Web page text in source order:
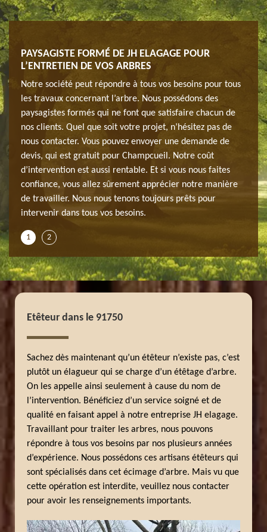
PAYSAGISTE FORMÉ DE JH ELAGAGE POUR
L’ENTRETIEN DE VOS ARBRES
Notre société peut répondre à tous vos besoins pour tous
les travaux concernant l’arbre. Nous possédons des
paysagistes formés qui ne font que satisfaire chacun de
nos clients. Quel que soit votre projet, n’hésitez pas de
nous contacter. Vous pouvez envoyer une demande de
devis, qui est gratuit pour Champcueil. Notre coût
d’intervention est aussi rentable. Et si vous nous faites
confiance, vous allez sûrement apprécier notre manière
de travailler. Nous nous tenons toujours prêts pour
intervenir dans tous vos besoins.
Si
de
des
1 2
Etêteur dans le 91750
Sachez dès maintenant qu’un étêteur n’existe pas, c’est
plutôt un élagueur qui se charge d’un étêtage d’arbre.
On les appelle ainsi seulement à cause du nom de
l’intervention. Bénéficiez d’un service soigné et de
qualité en faisant appel à notre entreprise JH elagage.
Travaillant pour traiter les arbres, nous pouvons
répondre à tous vos besoins par nos plusieurs années
d’expérience. Nous possédons ces artisans étêteurs qui
sont spécialisés dans cet écimage d’arbre. Mais vu que
cette opération est interdite, veuillez nous contacter
pour avoir les renseignements importants.